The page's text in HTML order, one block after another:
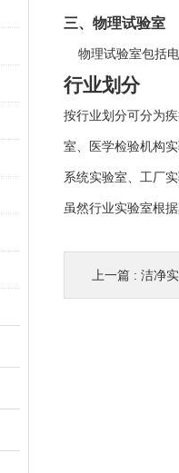
三、物理试验室
物理试验室包括电
行业划分
按行业划分可分为
室、医学检验机构
系统实验室、工厂实
虽然行业实验室根
上一篇 : 洁净